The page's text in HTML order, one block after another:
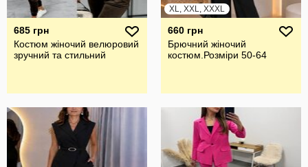
685 грн
Костюм жіночий велюровий
зручний та стильний
XL, XXL, XXXL
660 грн
Брючний жiночий
костюм.Розмiри 50-64